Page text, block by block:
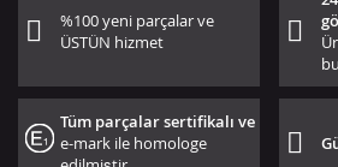
%100 yeni parçalar ve
ÜSTÜN hizmet
Tüm parçalar sertifikalı ve
e-mark ile homologe